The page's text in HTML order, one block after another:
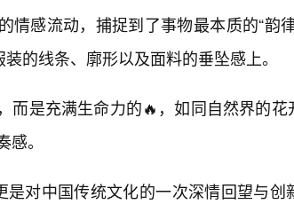
情感流动，捕捉到了事物最本质的“韵
装的线条、廓形以及面料的垂坠感上。
而是充满生命力的🔥，如同自然界的
。
是对中国传统文化的一次深情回望与